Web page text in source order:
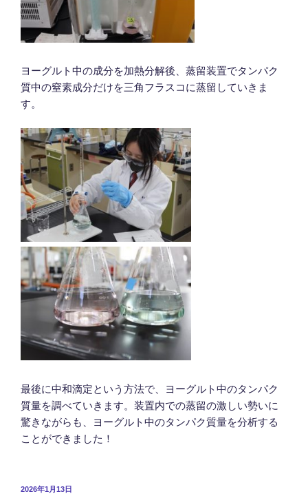
ヨーグルト中の成分を加熱分解後、蒸留装置でタンパク
質中の窒素成分だけを三角フラスコに蒸留していきま
す。
最後に中和滴定という方法で、ヨーグルト中のタンパク
質量を調べていきます。装置内での蒸留の激しい勢いに
驚きながらも、ヨーグルト中のタンパク質量を分析する
ことができました！
投
2026年1月13日